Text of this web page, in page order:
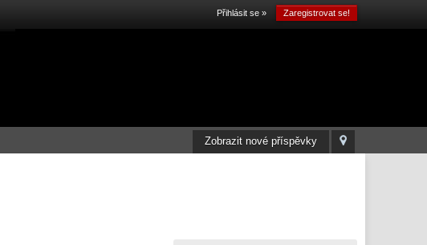
Přihlásit se » Zaregistrovat se!
Zobrazit nové příspěvky